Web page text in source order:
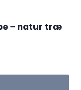
– natur træ